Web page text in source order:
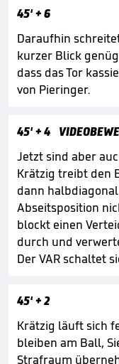
45'+ 6
Daraufhin
kurzer Blick
dass das Tor
von Pieringer.
45'+ 4
Jetzt sind aber
Krätzig treibt den
dann
Abseitsposition
blockt einen
durch und
Der VAR schaltet
45'+ 2
Krätzig läuft sich
bleiben am Ball,
Strafraum